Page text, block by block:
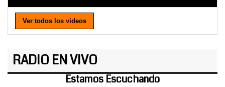
Ver todos los videos
RADIO EN VIVO
Estamos Escuchando